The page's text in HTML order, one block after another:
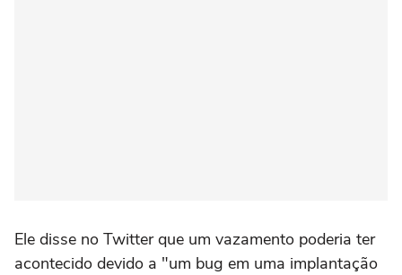
Ele disse no Twitter que um vazamento poderia ter
acontecido devido a "um bug em uma implantação